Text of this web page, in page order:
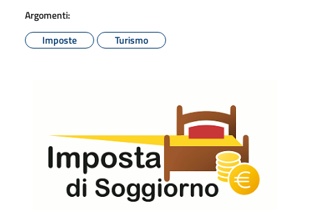
Argomenti:
Imposte
Turismo